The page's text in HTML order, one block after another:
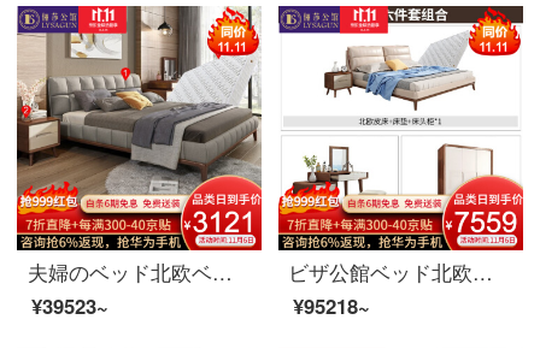
夫婦のベッド北欧ベッドの実木ダブルベッド1.8メートルシンプルベッドルームの布芸ベッドの家具ベッド+マットレス+マットレス*1 1800*2000
¥39523~
ビザ公館ベッド北欧実木ベッド真皮ダブルベッド1.8メートルベッドルーム婚床家具寝室三点セット+化粧台/腰掛け+三門クローゼット1.8 Mベッド
¥95218~